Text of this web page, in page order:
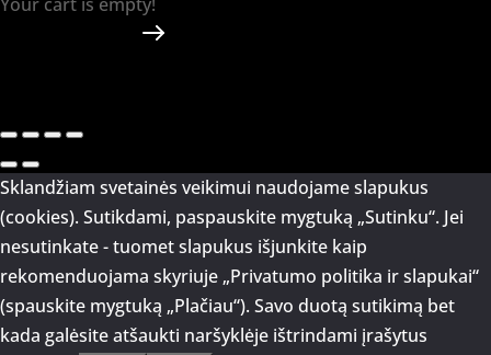
Sklandžiam svetainės veikimui naudojame slapukus
(cookies). Sutikdami, paspauskite mygtuką „Sutinku“. Jei
nesutinkate - tuomet slapukus išjunkite kaip
rekomenduojama skyriuje „Privatumo politika ir slapukai“
(spauskite mygtuką „Plačiau“). Savo duotą sutikimą bet
kada galėsite atšaukti naršyklėje ištrindami įrašytus